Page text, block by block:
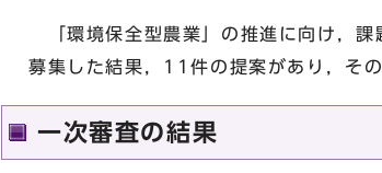
「環境保全型農業」の推進に向け，課
募集した結果，11件の提案があり，そ
一次審査の結果